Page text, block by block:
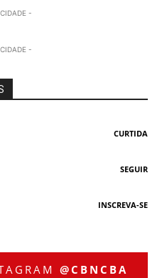
-
-
CURTIDA
SEGUIR
INSCREVA-SE
@CBNCBA